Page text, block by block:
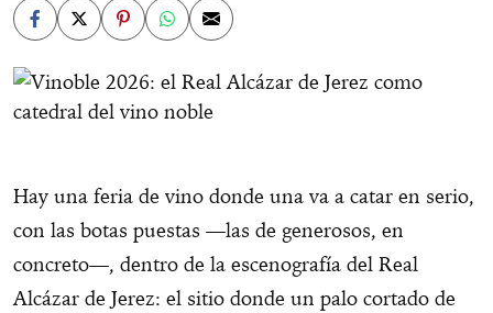
Hay una feria de vino donde una va a catar en serio,
con las botas puestas —las de generosos, en
concreto—, dentro de la escenografía del Real
Alcázar de Jerez: el sitio donde un palo cortado de